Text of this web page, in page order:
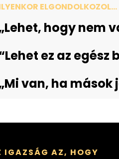
ELGONDOLKOZOL...
hogy nem
ez az
van, ha mások
IGAZSÁG AZ, HOGY